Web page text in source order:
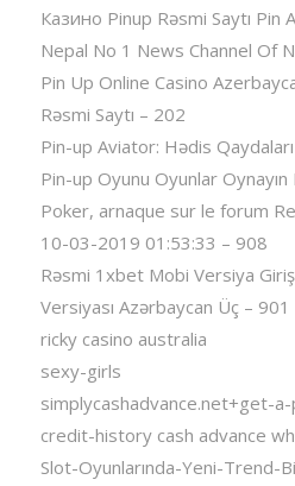
Казино Pinup Rəsmi Saytı Pin
Nepal No 1 News Channel Of
Pin Up Online Casino
Rəsmi Saytı – 202
Pin-up Aviator: Hədis
Pin-up Oyunu Oyunlar
Poker, arnaque sur le forum
10-03-2019 01:53:33 – 908
Rəsmi 1xbet Mobi Versiya
Versiyası Azərbaycan Üç – 901
ricky casino australia
sexy-girls
simplycashadvance.net+get-
credit-history cash advance
Slot-Oyunlarında-Yeni-Trend-